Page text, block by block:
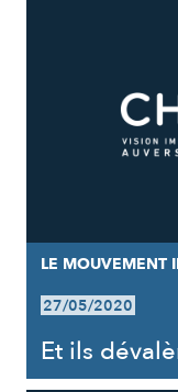
LE MOUVEMENT
27/05/2020
Et ils